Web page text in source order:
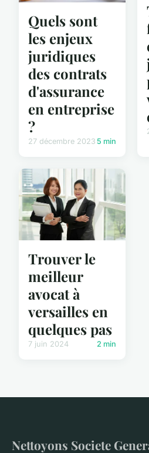
Quels sont
les enjeux
juridiques
des contrats
d'assurance
en entreprise
?
27 décembre 2023 5 min
Trouver le
meilleur
avocat à
versailles en
quelques pas
7 juin 2024 2 min
Nettoyons Societe